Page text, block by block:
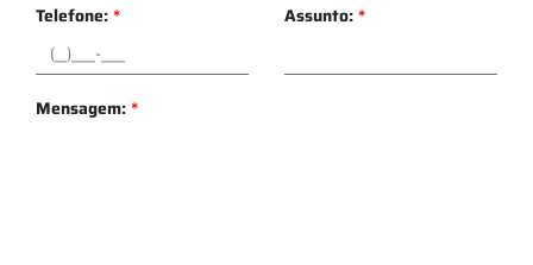
Telefone:* Assunto:*
Mensagem:*